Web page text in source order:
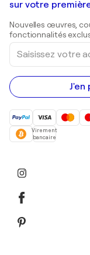
Estampes
Peintures
Galeries d'art en
sur votre
Nouvelles œuvres,
fonctionnalités
Saisissez
votre
adresse
e-
mail
Virement
bancaire